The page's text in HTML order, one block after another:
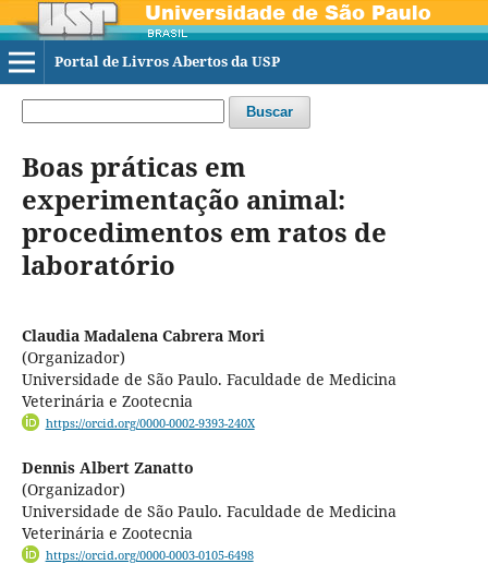
Portal de Livros Abertos da USP
Buscar
Boas práticas em
experimentação animal:
procedimentos em ratos de
laboratório
Claudia Madalena Cabrera Mori
(Organizador)
Universidade de São Paulo. Faculdade de Medicina
Veterinária e Zootecnia
https://orcid.org/0000-0002-9393-240X
Dennis Albert Zanatto
(Organizador)
Universidade de São Paulo. Faculdade de Medicina
Veterinária e Zootecnia
https://orcid.org/0000-0003-0105-6498